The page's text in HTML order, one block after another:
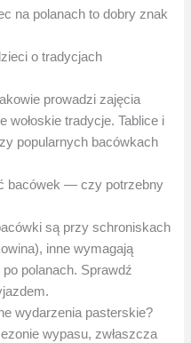
na polanach to dobry znak
o tradycjach
prowadzi zajęcia
wołoskie tradycje. Tablice i
popularnych bacówkach
bacówek — czy potrzebny
są przy schroniskach
inne wymagają
polanach. Sprawdź
wydarzenia pasterskie?
wypasu, zwłaszcza